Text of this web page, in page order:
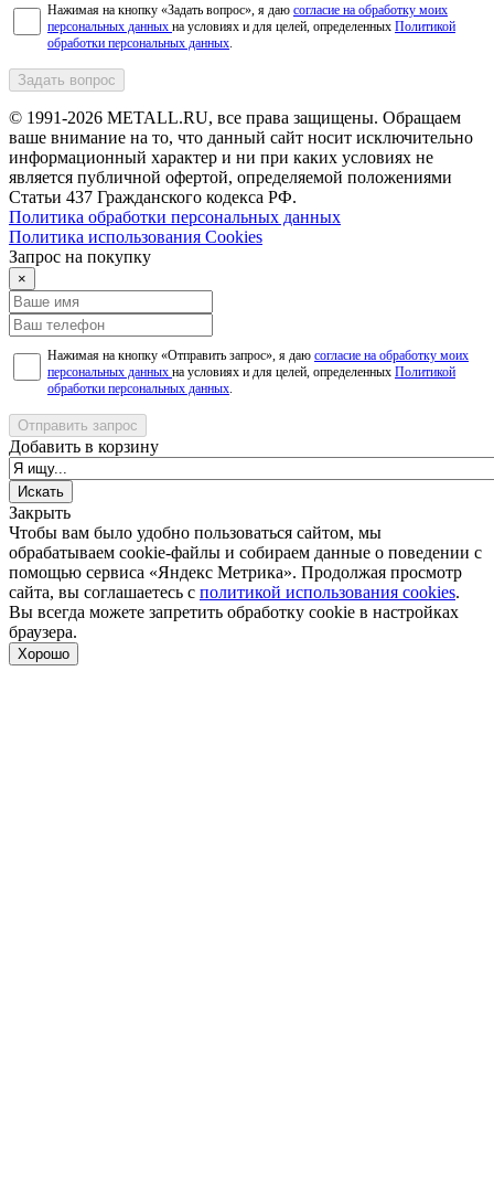
Нажимая на кнопку «Задать вопрос», я даю согласие на обработку моих
персональных данных на условиях и для целей, определенных Политикой
обработки персональных данных.
Задать вопрос
© 1991-2026 METALL.RU, все права защищены. Обращаем
ваше внимание на то, что данный сайт носит исключительно
информационный характер и ни при каких условиях не
является публичной офертой, определяемой положениями
Статьи 437 Гражданского кодекса РФ.
Политика обработки персональных данных
Политика использования Сookies
Запрос на покупку
×
Нажимая на кнопку «Отправить запрос», я даю согласие на обработку моих
персональных данных на условиях и для целей, определенных Политикой
обработки персональных данных.
Отправить запрос
Добавить в корзину
Закрыть
Чтобы вам было удобно пользоваться сайтом, мы
обрабатываем cookie-файлы и собираем данные о поведении с
помощью сервиса «Яндекс Метрика». Продолжая просмотр
сайта, вы соглашаетесь с политикой использования cookies.
Вы всегда можете запретить обработку cookie в настройках
браузера.
Хорошо